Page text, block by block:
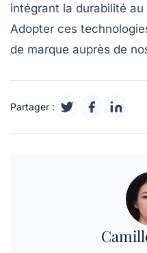
intégrant la durabilité
Adopter ces
de marque auprès de
Partager :